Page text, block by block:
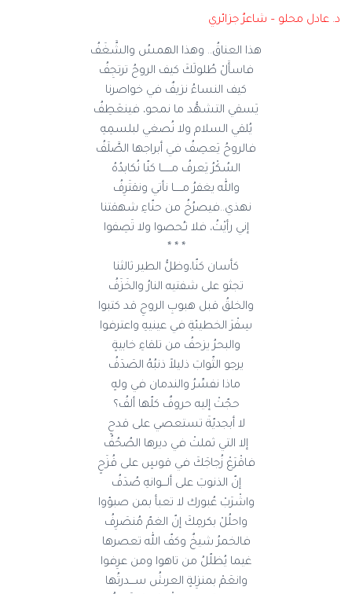
د. عادل محلو – شاعرٌ جزائري
هذا العناقُ.. وهذا الهمسُ والشَّغَفُ
فاسأَلْ طُلولَكَ كيف الروحُ ترتجِفُ
كيف النساءُ نزيفٌ في خواصرنا
يَسقي التشهُّد ما نمحو، فينعَطِفُ
يُلقي السلام ولا نُصغي لبلسمِهِ
فالروحُ يَعصِفُ في أبراجها الصَّلَفُ
السُكْرُ يَعرفُ مــــــا كنّا نُكابدُهُ
والله يغفرُ مـــــا نأتي ونقتَرِفُ
نهذي..فيصرُخُ من حنّاءِ شهقتنا
إني رأيْتُ، فلا تـُحصوا ولا تَصِفوا
* * *
كأسان كنّا،وظلُّ الطير ثالثنا
تجثو على شفتيه النارُ والخَزَفُ
والخلقُ قبل هبوبِ الروحِ قد كتبوا
سِفْرَ الخطيئةِ في عينيهِ واعترفوا
والبحرُ يزحفُ من تلقاءِ خابيةٍ
يرجو الثّوابَ ذليلاً ذنبُهُ الصَدَفُ
ماذا نفسِّرُ والندمان في ولهٍ
حجّتْ إليه حروفٌ كلّها ألفُ؟
لا أبجديّةَ تستعصي على قدحٍ
إلا التي ثملتْ في ديرها الصُحُفُ
فاقْرَعْ زُجاجَكَ في قوسٍ على قُزَحٍ
إنّ الذنوبَ على ألـــوانهِ صُدَفُ
واشْرَبْ عُبورك لا تعبأ بمن صبؤوا
واحلُلْ بكرمِكَ إنّ الغمّ مُنصَرِفُ
فالخمرُ شيخٌ وكفّ الله تعصرها
غيما يُظلّلُ من تاهوا ومن عرِفوا
وانعَمْ بمنزِلةٍ العرشُ ســـدرتُها